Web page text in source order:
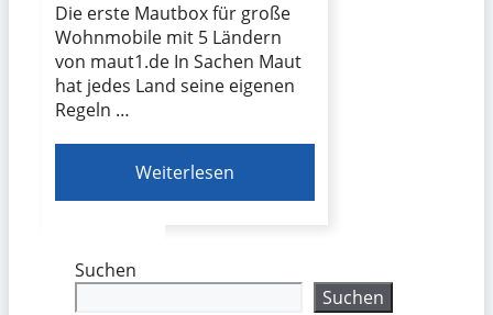
Die erste Mautbox für große
Wohnmobile mit 5 Ländern
von maut1.de In Sachen Maut
hat jedes Land seine eigenen
Regeln …
Weiterlesen
Suchen
Suchen